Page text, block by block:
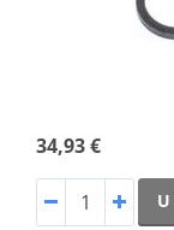
34,93 €